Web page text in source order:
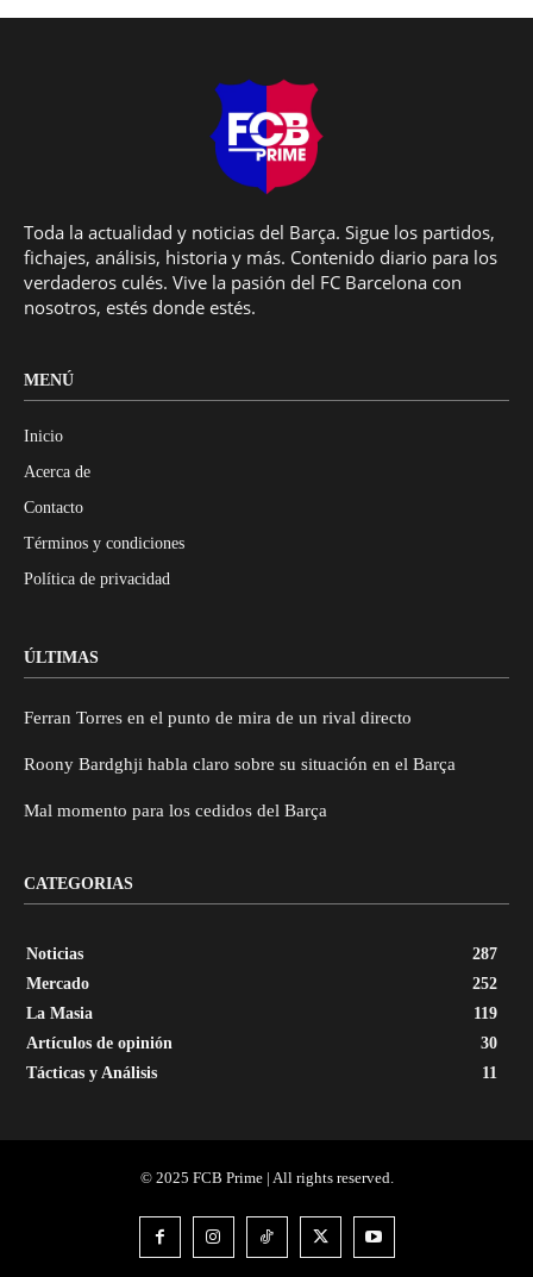
Toda la actualidad y noticias del Barça. Sigue los partidos,
fichajes, análisis, historia y más. Contenido diario para los
verdaderos culés. Vive la pasión del FC Barcelona con
nosotros, estés donde estés.
MENÚ
Inicio
Acerca de
Contacto
Términos y condiciones
Política de privacidad
ÚLTIMAS
Ferran Torres en el punto de mira de un rival directo
Roony Bardghji habla claro sobre su situación en el Barça
Mal momento para los cedidos del Barça
CATEGORIAS
Noticias
287
Mercado
252
La Masia
119
Artículos de opinión
30
Tácticas y Análisis
11
© 2025 FCB Prime | All rights reserved.